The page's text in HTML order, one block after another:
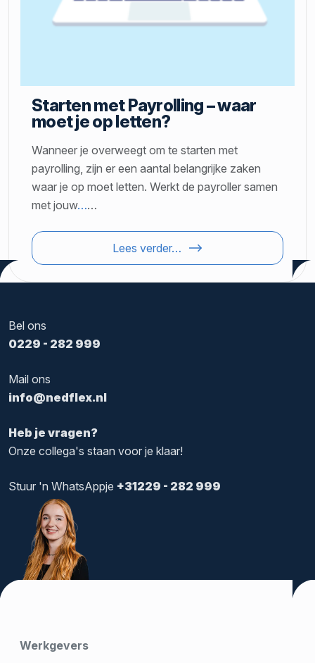
Starten met Payrolling – waar
moet je op letten?
Wanneer je overweegt om te starten met
payrolling, zijn er een aantal belangrijke zaken
waar je op moet letten. Werkt de payroller samen
met jouw……
Lees verder…
Heb je vragen?
Onze collega's staan voor je klaar!
Bel ons
0229 - 282 999
Mail ons
info@nedflex.nl
Stuur 'n WhatsAppje +31229 - 282 999
Werkgevers